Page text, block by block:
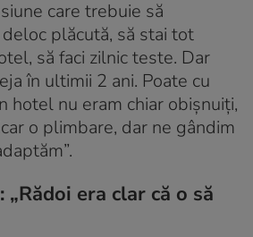
care trebuie să
plăcută, să stai tot
să faci zilnic teste. Dar
în ultimii 2 ani. Poate cu
hotel nu eram chiar obișnuiți,
o plimbare, dar ne gândim
„Rădoi era clar că o să